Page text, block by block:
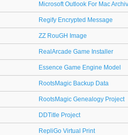
Microsoft Outlook For Mac
Regify Encrypted Message
ZZ RouGH Image
RealArcade Game Installer
Essence Game Engine Model
RootsMagic Backup Data
RootsMagic Genealogy Project
DDTitle Project
RepliGo Virtual Print